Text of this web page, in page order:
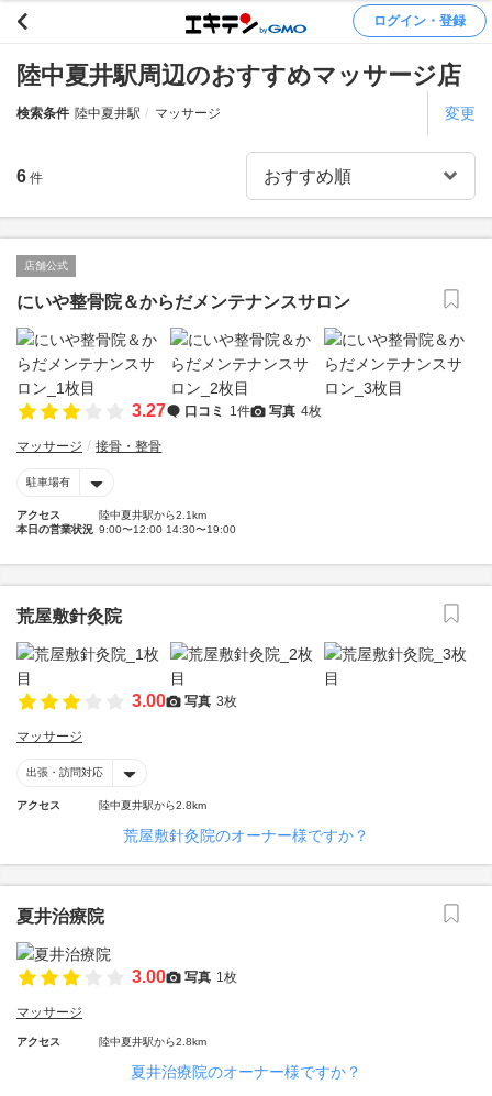
ログイン・登録
陸中夏井駅周辺のおすすめマッサージ店
検索条件 陸中夏井駅 マッサージ 変更
6 件
店舗公式
にいや整骨院＆からだメンテナンスサロン
3.27 口コミ 1件 写真 4枚
マッサージ 接骨・整骨
駐車場有
アクセス
陸中夏井駅から2.1km
本日の営業状況 9:00〜12:00 14:30〜19:00
荒屋敷針灸院
3.00 写真 3枚
マッサージ
出張・訪問対応
アクセス 陸中夏井駅から2.8km
荒屋敷針灸院のオーナー様ですか？
夏井治療院
3.00 写真 1枚
マッサージ
アクセス 陸中夏井駅から2.8km
夏井治療院のオーナー様ですか？